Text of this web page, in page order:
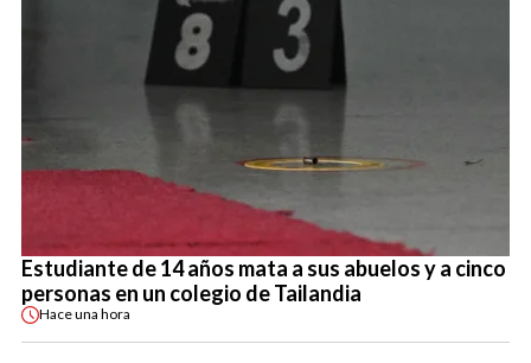
Estudiante de 14 años mata a sus abuelos y a cinco
personas en un colegio de Tailandia
Haceuna hora